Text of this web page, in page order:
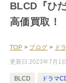
BLCD『ひ
高価買取！
TOP > ブログ > ド
更新日:2023年7月1日
BLCD ドラマ